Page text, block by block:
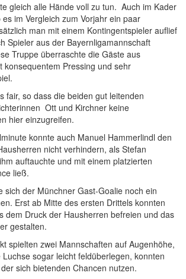
gleich alle Hände voll zu tun. Auch im Kader
im Vergleich zum Vorjahr ein paar
man mit einem Kontingentspieler auflief
Spieler aus der Bayernligamannschaft
Truppe überraschte die Gäste aus
konsequentem Pressing und sehr
fair, so dass die beiden gut leitenden
Ott und Kirchner keine
hier einzugreifen.
konnte auch Manuel Hammerlindl den
nicht verhindern, als Stefan
auftauchte und mit einem platzierten
ließ.
sich der Münchner Gast-Goalie noch ein
Erst ab Mitte des ersten Drittels konnten
dem Druck der Hausherren befreien und das
gestalten.
spielten zwei Mannschaften auf Augenhöhe,
sogar leicht feldüberlegen, konnten
sich bietenden Chancen nutzen.